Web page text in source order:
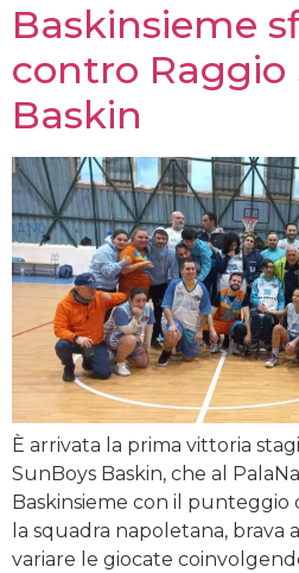
Baskinsieme
contro Raggio
Baskin
È arrivata la prima vittoria
SunBoys Baskin, che al
Baskinsieme con il
la squadra napoletana, brava
variare le giocate